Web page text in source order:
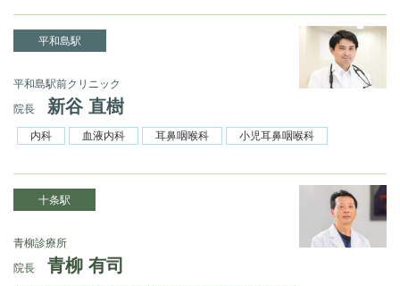
平和島駅
平和島駅前クリニック
院長
新谷 直樹
内科 血液内科 耳鼻咽喉科 小児耳鼻咽喉科
十条駅
青柳診療所
院長
青柳 有司